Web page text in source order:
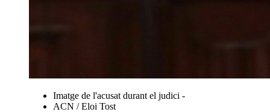
Imatge de l'acusat durant el judici -
ACN / Eloi Tost